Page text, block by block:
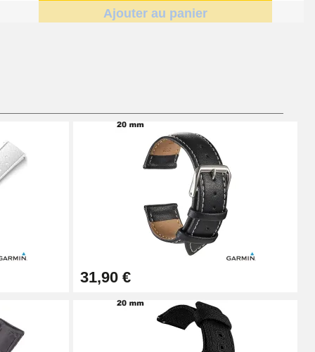
Ajouter au panier
Ajouter au panier
Ajouter au panier
Ajouter au panier
31,90 €